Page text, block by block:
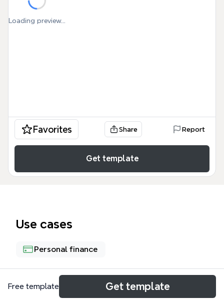
Loading preview...
Favorites Share Report
Get template
Use cases
Personal finance
About
Free template Get template